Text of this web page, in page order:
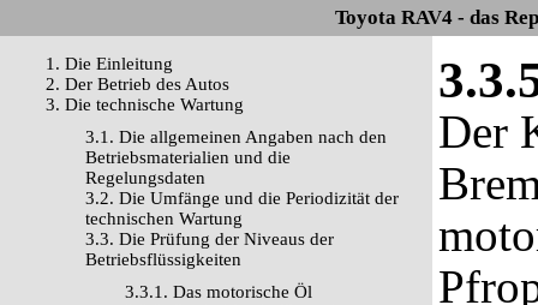
Toyota RAV4 - das
1. Die Einleitung
2. Der Betrieb des Autos
3. Die technische Wartung
3.1. Die allgemeinen Angaben nach den
Betriebsmaterialien und die
Regelungsdaten
3.2. Die Umfänge und die Periodizität der
technischen Wartung
3.3. Die Prüfung der Niveaus der
Betriebsflüssigkeiten
3.3.1. Das motorische Öl
Der